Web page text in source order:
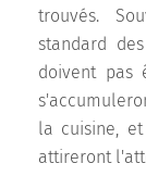
trouvés.
standard
doivent pas
la cuisine,
attireront